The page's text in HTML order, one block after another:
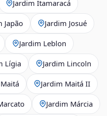
Jardim Itamaracá
Japão Jardim Josué
Jardim Leblon
Lígia Jardim Lincoln
Jardim Maitá II
Jardim Márcia